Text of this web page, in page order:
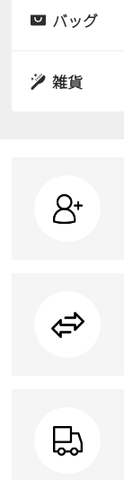
スニーカー
カジュア
ワークシュ
ウェア
moz
サンダル
ローファー
ブーツ
Parade
サンダル
スクール
new
バッグ
ボディバッ
ハンドバッ
トートバッ
雑貨
ケア用品